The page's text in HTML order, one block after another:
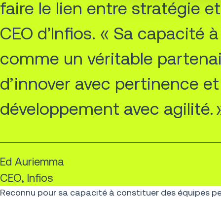
faire le lien entre stratégie
CEO d’Infios. « Sa
comme un véritable
d’innover avec pertinence
développement avec agilité.
Ed Auriemma
CEO, Infios
Reconnu pour sa capacité à constituer des équipes